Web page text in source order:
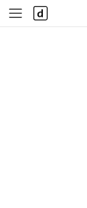
사
이
다
나
와